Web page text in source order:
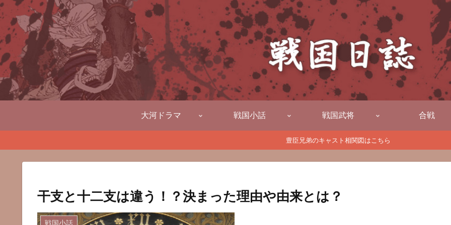
大河ドラマ 戦国小話 戦国武将 合戦
豊臣兄弟のキャスト相関図はこちら
干支と十二支は違う！？決まった理由や由来とは？
戦国小話